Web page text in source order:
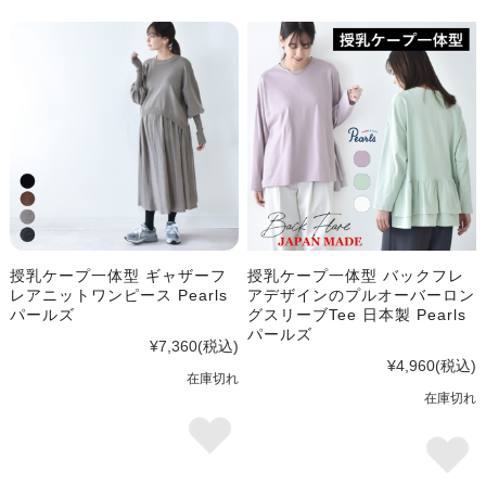
授乳ケープ一体型 ギャザーフ
レアニットワンピース Pearls
パールズ
¥7,360(税込)
在庫切れ
授乳ケープ一体型 バックフレ
アデザインのプルオーバーロン
グスリーブTee 日本製 Pearls
パールズ
¥4,960(税込)
在庫切れ